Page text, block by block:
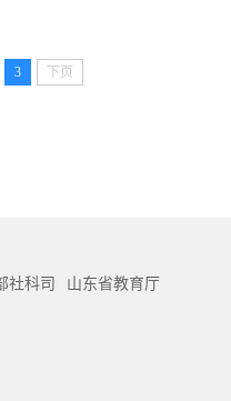
3 下页
社科司
山东省教育厅